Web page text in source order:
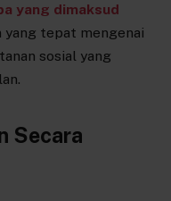
yang dimaksud
yang tepat mengenai
sosial yang
Secara